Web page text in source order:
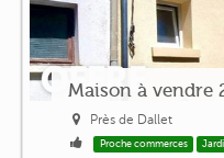
Maison à vendre
Près de Dallet
Proche commerces